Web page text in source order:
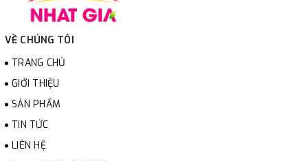
VỀ CHÚNG TÔI
TRANG CHỦ
GIỚI THIỆU
SẢN PHẨM
TIN TỨC
LIÊN HỆ